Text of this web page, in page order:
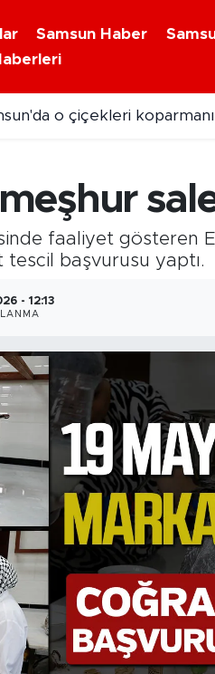
Samsun Haber
akülü arabaya
faaliyet gösteren
başvurusu yaptı.
- 12:13